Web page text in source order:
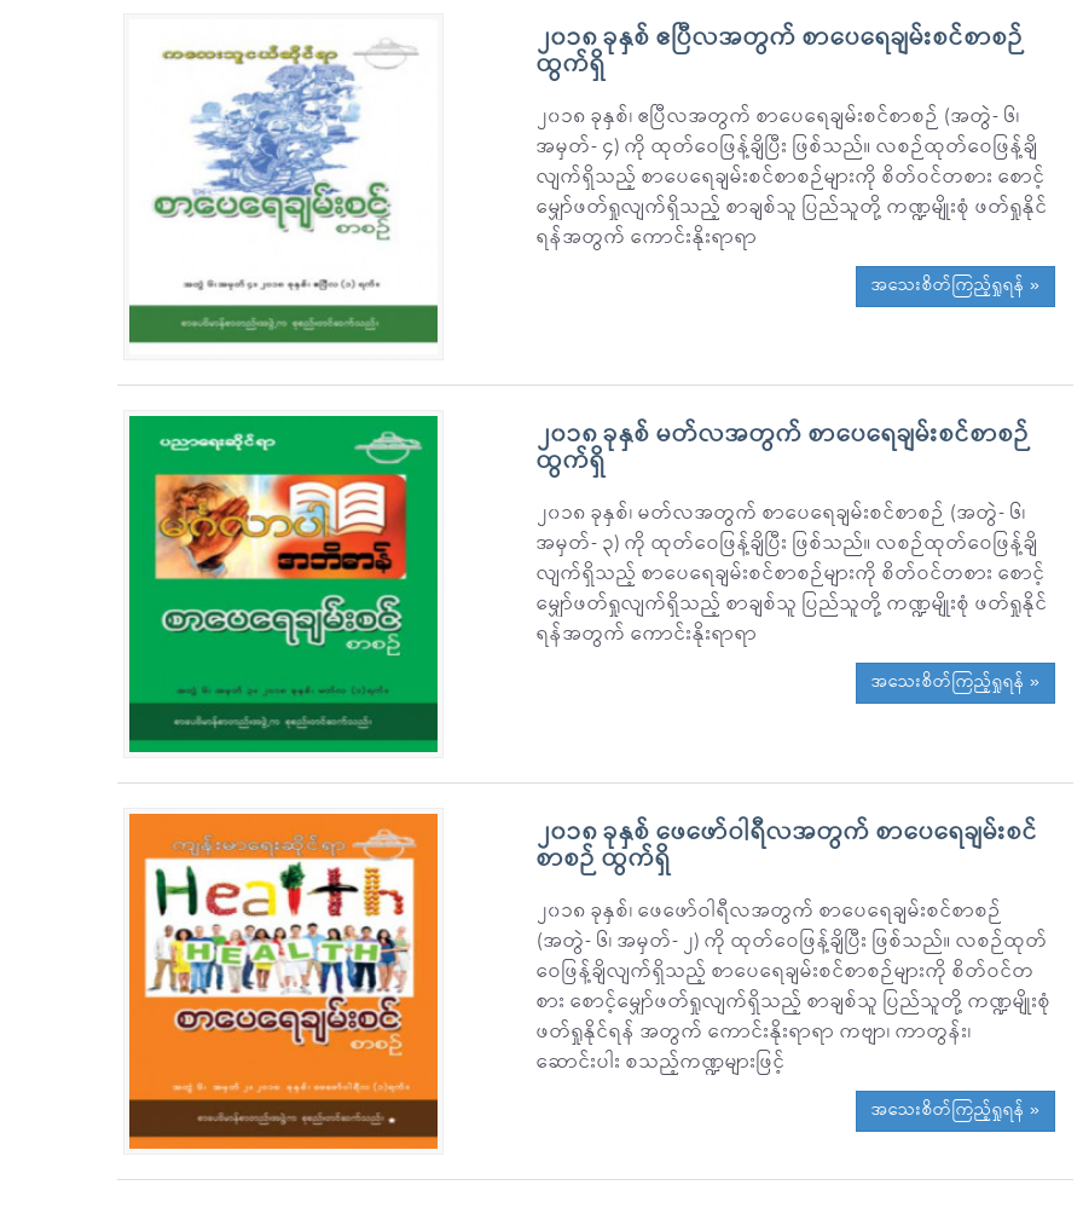
၂၀၁၈ ခုနှစ် ဧပြီလအတွက် စာပေရေချမ်းစင်စာစဉ်
ထွက်ရှိ
၂၀၁၈ ခုနှစ်၊ ဧပြီလအတွက် စာပေရေချမ်းစင်စာစဉ် (အတွဲ- ၆၊
အမှတ်- ၄) ကို ထုတ်ဝေဖြန့်ချိပြီး ဖြစ်သည်။ လစဉ်ထုတ်ဝေဖြန့်ချိ
လျက်ရှိသည့် စာပေရေချမ်းစင်စာစဉ်များကို စိတ်ဝင်တစား စောင့်
မျှော်ဖတ်ရှုလျက်ရှိသည့် စာချစ်သူ ပြည်သူတို့ ကဏ္ဍမျိုးစုံ ဖတ်ရှုနိုင်
ရန်အတွက် ကောင်းနိုးရာရာ
အသေးစိတ်ကြည့်ရှုရန် »
၂၀၁၈ ခုနှစ် မတ်လအတွက် စာပေရေချမ်းစင်စာစဉ်
ထွက်ရှိ
၂၀၁၈ ခုနှစ်၊ မတ်လအတွက် စာပေရေချမ်းစင်စာစဉ် (အတွဲ- ၆၊
အမှတ်- ၃) ကို ထုတ်ဝေဖြန့်ချိပြီး ဖြစ်သည်။ လစဉ်ထုတ်ဝေဖြန့်ချိ
လျက်ရှိသည့် စာပေရေချမ်းစင်စာစဉ်များကို စိတ်ဝင်တစား စောင့်
မျှော်ဖတ်ရှုလျက်ရှိသည့် စာချစ်သူ ပြည်သူတို့ ကဏ္ဍမျိုးစုံ ဖတ်ရှုနိုင်
ရန်အတွက် ကောင်းနိုးရာရာ
အသေးစိတ်ကြည့်ရှုရန် »
၂၀၁၈ ခုနှစ် ဖေဖော်ဝါရီလအတွက် စာပေရေချမ်းစင်
စာစဉ် ထွက်ရှိ
၂၀၁၈ ခုနှစ်၊ ဖေဖော်ဝါရီလအတွက် စာပေရေချမ်းစင်စာစဉ်
(အတွဲ- ၆၊ အမှတ်- ၂) ကို ထုတ်ဝေဖြန့်ချိပြီး ဖြစ်သည်။ လစဉ်ထုတ်
ဝေဖြန့်ချိလျက်ရှိသည့် စာပေရေချမ်းစင်စာစဉ်များကို စိတ်ဝင်တ
စား စောင့်မျှော်ဖတ်ရှုလျက်ရှိသည့် စာချစ်သူ ပြည်သူတို့ ကဏ္ဍမျိုးစုံ
ဖတ်ရှုနိုင်ရန် အတွက် ကောင်းနိုးရာရာ ကဗျာ၊ ကာတွန်း၊
ဆောင်းပါး စသည့်ကဏ္ဍများဖြင့်
အသေးစိတ်ကြည့်ရှုရန် »